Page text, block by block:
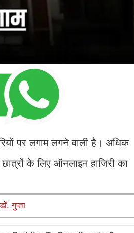
पर लगाम लगने वाली है। अधिक
के लिए ऑनलाइन हाजिरी का
गुप्ता